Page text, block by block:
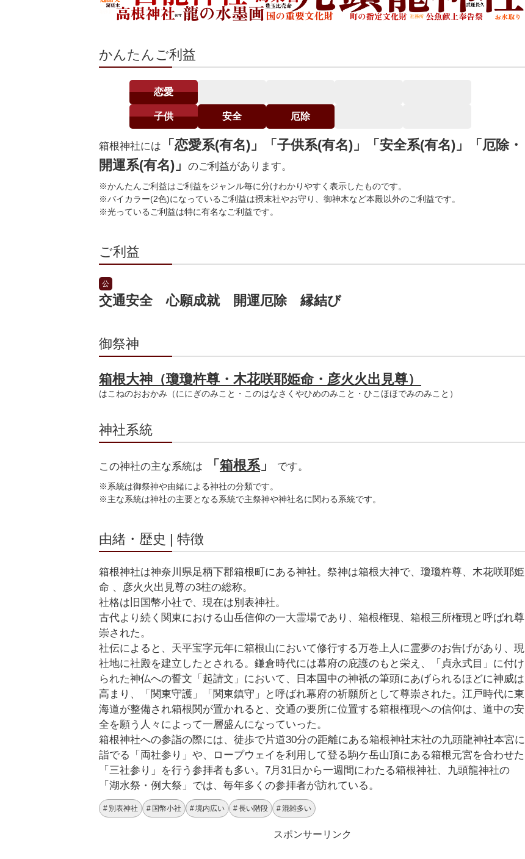
かんたんご利益
恋愛
子供 安全 厄除
箱根神社には
「恋愛系(有名)」「子供系(有名)」「安全系(有名)」「厄除・
開運系(有名)」
のご利益があります。
※かんたんご利益はご利益をジャンル毎に分けわかりやすく表示したものです。
※バイカラー(2色)になっているご利益は摂末社やお守り、御神木など本殿以外のご利益です。
※光っているご利益は特に有名なご利益です。
ご利益
公
交通安全 心願成就 開運厄除 縁結び
御祭神
箱根大神（瓊瓊杵尊・木花咲耶姫命・彦火火出見尊）
はこねのおおかみ（ににぎのみこと・このはなさくやひめのみこと・ひこほほでみのみこと）
神社系統
この神社の主な系統は 「 箱根系 」 です。
※系統は御祭神や由緒による神社の分類です。
※主な系統は神社の主要となる系統で主祭神や神社名に関わる系統です。
由緒・歴史 | 特徴
箱根神社は神奈川県足柄下郡箱根町にある神社。祭神は箱根大神で、瓊瓊杵尊、木花咲耶姫
命 、彦火火出見尊の3柱の総称。
社格は旧国幣小社で、現在は別表神社。
古代より続く関東における山岳信仰の一大霊場であり、箱根権現、箱根三所権現と呼ばれ尊
崇された。
社伝によると、天平宝字元年に箱根山において修行する万巻上人に霊夢のお告げがあり、現
社地に社殿を建立したとされる。鎌倉時代には幕府の庇護のもと栄え、「貞永式目」に付け
られた神仏への誓文「起請文」において、日本国中の神祇の筆頭にあげられるほどに神威は
高まり、「関東守護」「関東鎮守」と呼ばれ幕府の祈願所として尊崇された。江戸時代に東
海道が整備され箱根関が置かれると、交通の要所に位置する箱根権現への信仰は、道中の安
全を願う人々によって一層盛んになっていった。
箱根神社への参詣の際には、徒歩で片道30分の距離にある箱根神社末社の九頭龍神社本宮に
詣でる「両社参り」や、ロープウェイを利用して登る駒ケ岳山頂にある箱根元宮を合わせた
「三社参り」を行う参拝者も多い。7月31日から一週間にわたる箱根神社、九頭龍神社の
「湖水祭・例大祭」では、毎年多くの参拝者が訪れている。
別表神社 国幣小社 境内広い 長い階段 混雑多い
スポンサーリンク